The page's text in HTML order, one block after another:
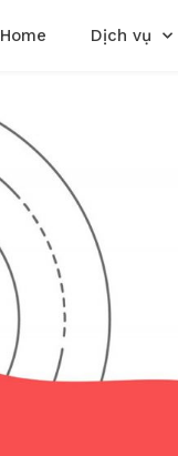
Home Dịch vụ